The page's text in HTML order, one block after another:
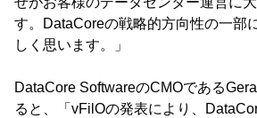
す。DataCoreの戦略的方向性の一部
しく思います。」
DataCore SoftwareのCMOである
ると、「vFilOの発表により、